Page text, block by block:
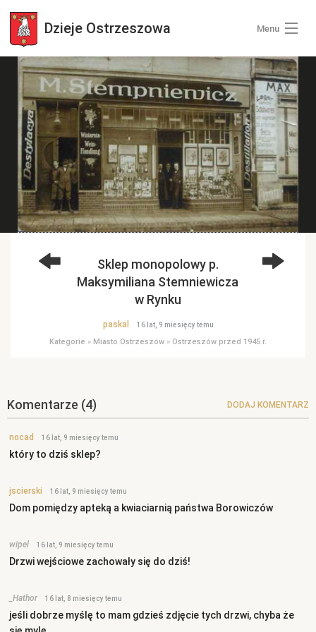
Dzieje Ostrzeszowa Menu
Wszystkie zdjęcia
Kategorie zdjęć
Zaloguj się
+ Dodaj zdjęcia
Sklep monopolowy p.
Maksymiliana Stemniewicza
w Rynku
paskal 16 lat, 9 miesięcy temu
Kategorie » Miasto Ostrzeszów » Ostrzeszów przed 1945 r.
Komentarze (4) DODAJ KOMENTARZ
nocad 16 lat, 9 miesięcy temu
który to dziś sklep?
jscierski 16 lat, 9 miesięcy temu
Dom pomiędzy apteką a kwiaciarnią państwa Borowiczów
wipel 16 lat, 9 miesięcy temu
Drzwi wejściowe zachowały się do dziś!
_Hathor 16 lat, 8 miesięcy temu
jeśli dobrze myślę to mam gdzieś zdjęcie tych drzwi, chyba że